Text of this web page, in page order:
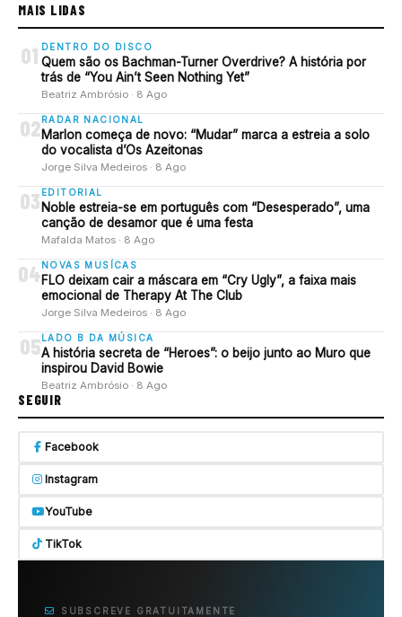
MAIS LIDAS
01 DENTRO DO DISCO
Quem são os Bachman-Turner Overdrive? A história por
trás de “You Ain’t Seen Nothing Yet”
Beatriz Ambrósio · 8 Ago
02 RADAR NACIONAL
Marlon começa de novo: “Mudar” marca a estreia a solo
do vocalista d’Os Azeitonas
Jorge Silva Medeiros · 8 Ago
03 EDITORIAL
Noble estreia-se em português com “Desesperado”, uma
canção de desamor que é uma festa
Mafalda Matos · 8 Ago
04NOVAS MUSÍCAS
FLO deixam cair a máscara em “Cry Ugly”, a faixa mais
emocional de Therapy At The Club
Jorge Silva Medeiros · 8 Ago
05 LADO B DA MÚSICA
A história secreta de “Heroes”: o beijo junto ao Muro que
inspirou David Bowie
Beatriz Ambrósio · 8 Ago
SEGUIR
Facebook
Instagram
YouTube
TikTok
SUBSCREVE GRATUITAMENTE